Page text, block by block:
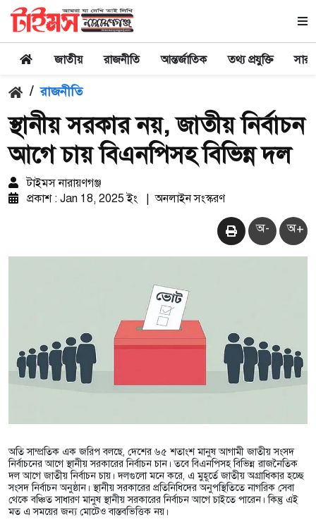
জাতীয় রাজনীতি আন্তর্জাতিক তথ্য প্রযুক্তি
/ রাজনীতি
স্থানীয় সরকার নয়, জাতীয় নির্বাচন
আগে চায় বিএনপিসহ বিভিন্ন দল
টাইমস নারায়ণগঞ্জ
প্রকাশ : Jan 18, 2025 ইং
অনলাইন সংস্করণ
অ- অ+
অতি সাম্প্রতিক এক জরিপ বলছে, দেশের ৬৫ শতাংশ মানুষ আগামী জাতীয় সংসদ
নির্বাচনের আগে স্থানীয় সরকারের নির্বাচন চান। তবে বিএনপিসহ বিভিন্ন রাজনৈতিক
দল আগে জাতীয় নির্বাচন চায়। দলগুলো মনে করে, এ মুহূর্তে জাতীয় অগ্রাধিকার হচ্ছে
সংসদ নির্বাচন অনুষ্ঠান। স্থানীয় সরকারের প্রতিনিধিদের অনুপস্থিতিতে নাগরিক সেবা
থেকে বঞ্চিত সাধারণ মানুষ স্থানীয় সরকারের নির্বাচন আগে চাইতে পারেন। কিন্তু এই
মত এ সময়ের জন্য মোটেও বাস্তবভিত্তিক নয়।